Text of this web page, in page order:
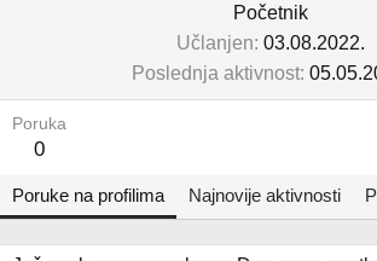
Početnik
Učlanjen 03.08.2022.
Poslednja aktivnost
Poruka
0
Poruke na profilima Najnovije aktivnosti